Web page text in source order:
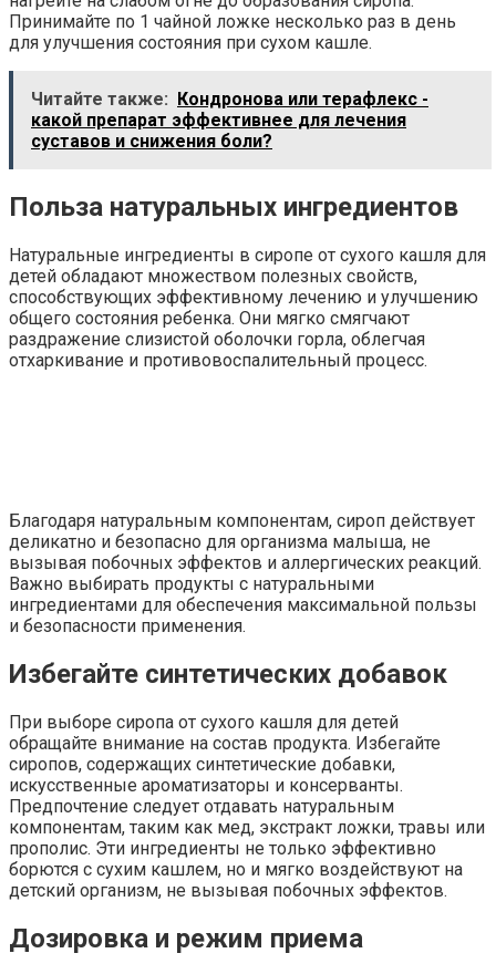
Принимайте по 1 чайной ложке несколько раз в день
для улучшения состояния при сухом кашле.
Читайте также:
Кондронова или терафлекс -
какой препарат эффективнее для лечения
суставов и снижения боли?
Польза натуральных ингредиентов
Натуральные ингредиенты в сиропе от сухого кашля для
детей обладают множеством полезных свойств,
способствующих эффективному лечению и улучшению
общего состояния ребенка. Они мягко смягчают
раздражение слизистой оболочки горла, облегчая
отхаркивание и противовоспалительный процесс.
Благодаря натуральным компонентам, сироп действует
деликатно и безопасно для организма малыша, не
вызывая побочных эффектов и аллергических реакций.
Важно выбирать продукты с натуральными
ингредиентами для обеспечения максимальной пользы
и безопасности применения.
Избегайте синтетических добавок
При выборе сиропа от сухого кашля для детей
обращайте внимание на состав продукта. Избегайте
сиропов, содержащих синтетические добавки,
искусственные ароматизаторы и консерванты.
Предпочтение следует отдавать натуральным
компонентам, таким как мед, экстракт ложки, травы или
прополис. Эти ингредиенты не только эффективно
борются с сухим кашлем, но и мягко воздействуют на
детский организм, не вызывая побочных эффектов.
Дозировка и режим приема